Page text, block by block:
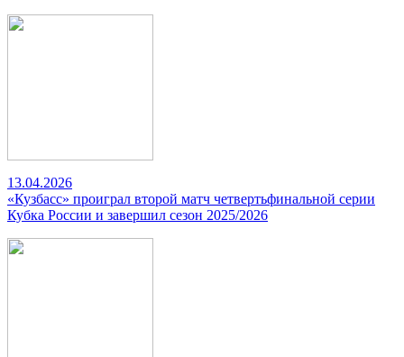
13.04.2026
«Кузбасс» проиграл второй матч четвертьфинальной серии
Кубка России и завершил сезон 2025/2026